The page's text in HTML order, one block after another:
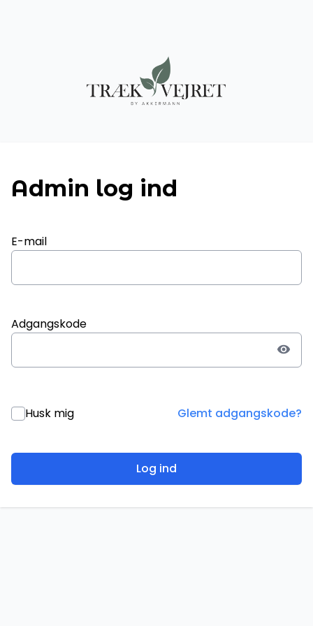
Admin log ind
E-mail
Adgangskode
visibility
Husk mig Glemt adgangskode?
Log ind